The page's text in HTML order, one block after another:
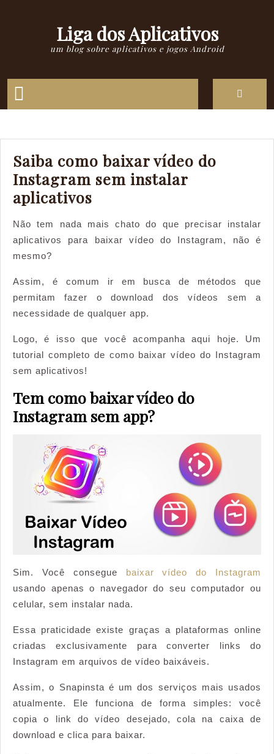
Liga dos Aplicativos
um blog sobre aplicativos e jogos Android
Saiba como baixar vídeo do
Instagram sem instalar
aplicativos
baixar
Instagram
sem
instalar
aplicativos
Não tem nada mais chato do que precisar instalar
aplicativos para baixar vídeo do Instagram, não é
mesmo?
Assim, é comum ir em busca de métodos que
permitam fazer o download dos vídeos sem a
necessidade de qualquer app.
Logo, é isso que você acompanha aqui hoje. Um
tutorial completo de como baixar vídeo do Instagram
sem aplicativos!
Tem como baixar vídeo do
Instagram sem app?
Sim. Você consegue baixar vídeo do Instagram
usando apenas o navegador do seu computador ou
celular, sem instalar nada.
Essa praticidade existe graças a plataformas online
criadas exclusivamente para converter links do
Instagram em arquivos de vídeo baixáveis.
Assim, o Snapinsta é um dos serviços mais usados
atualmente. Ele funciona de forma simples: você
copia o link do vídeo desejado, cola na caixa de
download e clica para baixar.